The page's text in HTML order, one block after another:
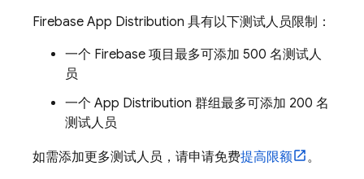
Firebase App Distribution 具有以下测试人员限制：
一个 Firebase 项目最多可添加 500 名测试人
员
一个 App Distribution 群组最多可添加 200 名
测试人员
如需添加更多测试人员，请申请免费提高限额 。